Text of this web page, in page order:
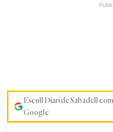
Escull Diari de Sabadell
Google